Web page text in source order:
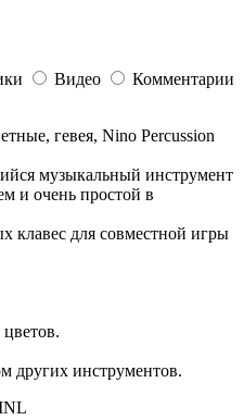
Видео
Комментарии
гевея, Nino Percussion
музыкальный инструмент
и очень простой в
клавес для совместной игры
других инструментов.